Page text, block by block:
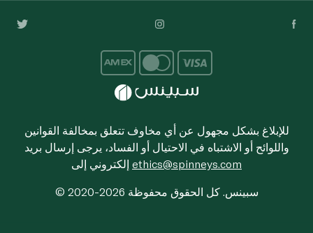
للإبلاغ بشكل مجهول عن أي مخاوف تتعلق بمخالفة القوانين
واللوائح أو الاشتباه في الاحتيال أو الفساد، يرجى إرسال بريد
ethics@spinneys.com
© 2020-2026 سبينس. كل الحقوق محفوظة